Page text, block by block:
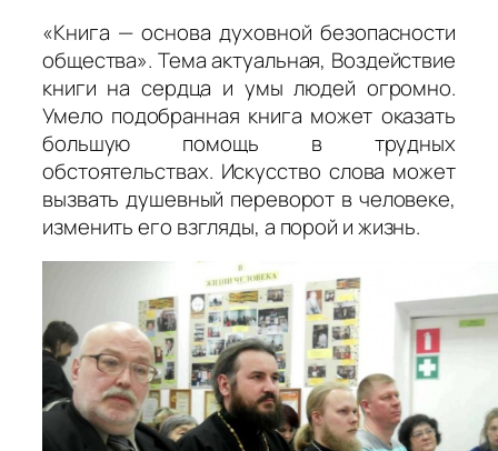
«Книга — основа духовной безопасности
общества». Тема актуальная, Воздействие
книги на сердца и умы людей огромно.
Умело подобранная книга может оказать
большую помощь в трудных
обстоятельствах. Искусство слова может
вызвать душевный переворот в человеке,
изменить его взгляды, а порой и жизнь.